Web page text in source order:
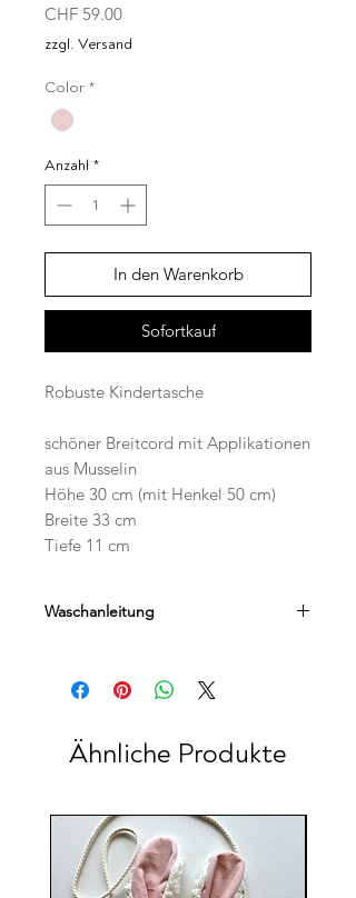
CHF 59.00Preis
zzgl. Versand
Color *
Anzahl *
In den Warenkorb
Sofortkauf
Robuste Kindertasche
schöner Breitcord mit Applikationen
aus Musselin
Höhe 30 cm (mit Henkel 50 cm)
Breite 33 cm
Tiefe 11 cm
Waschanleitung
Ähnliche Produkte